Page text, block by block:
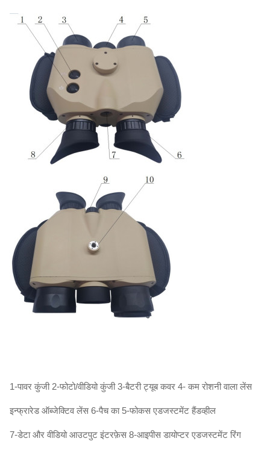
1-पावर कुंजी 2-फोटो/वीडियो कुंजी 3-बैटरी ट्यूब कवर 4- कम रोशनी वाला लेंस
इन्फ्रारेड ऑब्जेक्टिव लेंस 6-पैच का 5-फोकस एडजस्टमेंट हैंडव्हील
7-डेटा और वीडियो आउटपुट इंटरफ़ेस 8-आइपीस डायोप्टर एडजस्टमेंट रिंग